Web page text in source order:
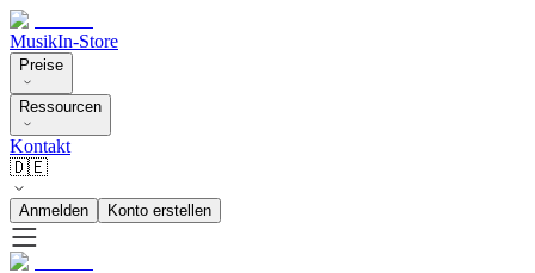
MusikIn-Store
Preise
Ressourcen
Kontakt
🇩🇪
Anmelden Konto erstellen